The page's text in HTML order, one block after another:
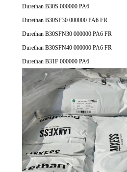
Durethan B30S 000000 PA6
Durethan B30SF30 000000 PA6 FR
Durethan B30SFN30 000000 PA6 FR
Durethan B30SFN40 000000 PA6 FR
Durethan B31F 000000 PA6